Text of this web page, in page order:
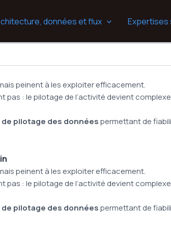
données et flux
peinent à les exploiter efficacement.
: le pilotage de l’activité devient
pilotage des donnéespermettant de
peinent à les exploiter efficacement.
: le pilotage de l’activité devient
pilotage des donnéespermettant de